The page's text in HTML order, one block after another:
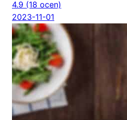
4.9 (18 ocen)
2023-11-01